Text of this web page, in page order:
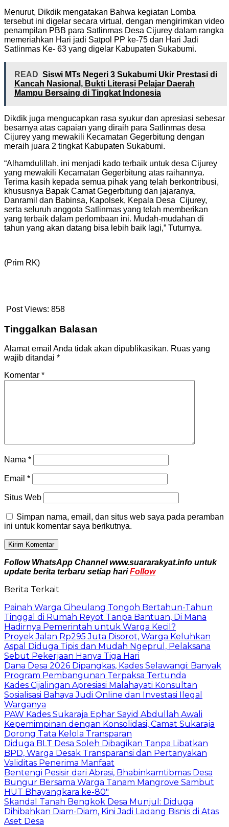
Menurut, Dikdik mengatakan Bahwa kegiatan Lomba
tersebut ini digelar secara virtual, dengan mengirimkan video
penampilan PBB para Satlinmas Desa Cijurey dalam rangka
memeriahkan Hari jadi Satpol PP ke-75 dan Hari Jadi
Satlinmas Ke- 63 yang digelar Kabupaten Sukabumi.
READ Siswi MTs Negeri 3 Sukabumi Ukir Prestasi di
Kancah Nasional, Bukti Literasi Pelajar Daerah
Mampu Bersaing di Tingkat Indonesia
Dikdik juga mengucapkan rasa syukur dan apresiasi sebesar
besarnya atas capaian yang diraih para Satlinmas desa
Cijurey yang mewakili Kecamatan Gegerbitung dengan
meraih juara 2 tingkat Kabupaten Sukabumi.
“Alhamdulillah, ini menjadi kado terbaik untuk desa Cijurey
yang mewakili Kecamatan Gegerbitung atas raihannya.
Terima kasih kepada semua pihak yang telah berkontribusi,
khususnya Bapak Camat Gegerbitung dan jajaranya,
Danramil dan Babinsa, Kapolsek, Kepala Desa Cijurey,
serta seluruh anggota Satlinmas yang telah memberikan
yang terbaik dalam perlombaan ini. Mudah-mudahan di
tahun yang akan datang bisa lebih baik lagi,” Tuturnya.
(Prim RK)
Post Views: 858
Tinggalkan Balasan
Alamat email Anda tidak akan dipublikasikan. Ruas yang
wajib ditandai *
Komentar *
Nama *
Email *
Situs Web
Simpan nama, email, dan situs web saya pada peramban
ini untuk komentar saya berikutnya.
Follow WhatsApp Channel www.suararakyat.info untuk
update berita terbaru setiap hariFollow
Berita Terkait
Painah Warga Ciheulang Tongoh Bertahun-Tahun
Tinggal di Rumah Reyot Tanpa Bantuan, Di Mana
Hadirnya Pemerintah untuk Warga Kecil?
Proyek Jalan Rp295 Juta Disorot, Warga Keluhkan
Aspal Diduga Tipis dan Mudah Ngeprul, Pelaksana
Sebut Pekerjaan Hanya Tiga Hari
Dana Desa 2026 Dipangkas, Kades Selawangi: Banyak
Program Pembangunan Terpaksa Tertunda
Kades Cijalingan Apresiasi Malahayati Konsultan
Sosialisasi Bahaya Judi Online dan Investasi Ilegal
Warganya
PAW Kades Sukaraja Ephar Sayid Abdullah Awali
Kepemimpinan dengan Konsolidasi, Camat Sukaraja
Dorong Tata Kelola Transparan
Diduga BLT Desa Soleh Dibagikan Tanpa Libatkan
BPD, Warga Desak Transparansi dan Pertanyakan
Validitas Penerima Manfaat
Bentengi Pesisir dari Abrasi, Bhabinkamtibmas Desa
Bungur Bersama Warga Tanam Mangrove Sambut
HUT Bhayangkara ke-80″
Skandal Tanah Bengkok Desa Munjul: Diduga
Dihibahkan Diam-Diam, Kini Jadi Ladang Bisnis di Atas
Aset Desa